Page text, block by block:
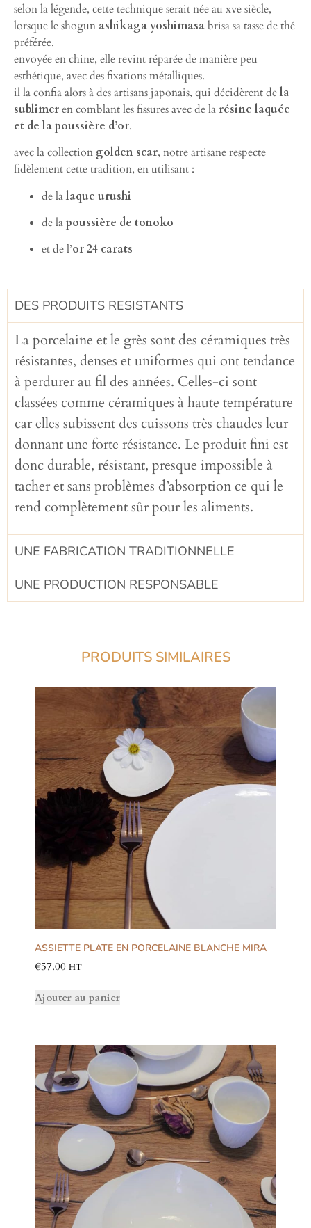
selon la légende, cette technique serait née au xve siècle,
lorsque le shogun ashikaga yoshimasabrisa sa tasse de thé
préférée.
envoyée en chine, elle revint réparée de manière peu
esthétique, avec des fixations métalliques.
il la confia alors à des artisans japonais, qui décidèrent dela
sublimeren comblant les fissures avec de la résine laquée
et de la poussière d’or.
avec la collection golden scar, notre artisane respecte
fidèlement cette tradition, en utilisant :
de lalaque urushi
de lapoussière de tonoko
et de l’or 24 carats
DES PRODUITS RESISTANTS
La porcelaine et le grès sont des céramiques très
résistantes, denses et uniformes qui ont tendance
à perdurer au fil des années. Celles-ci sont
classées comme céramiques à haute température
car elles subissent des cuissons très chaudes leur
donnant une forte résistance. Le produit fini est
donc durable, résistant, presque impossible à
tacher et sans problèmes d’absorption ce qui le
rend complètement sûr pour les aliments.
UNE FABRICATION TRADITIONNELLE​
UNE PRODUCTION RESPONSABLE​
PRODUITS SIMILAIRES
ASSIETTE PLATE EN PORCELAINE BLANCHE MIRA
€57.00 HT
Ajouter au panier